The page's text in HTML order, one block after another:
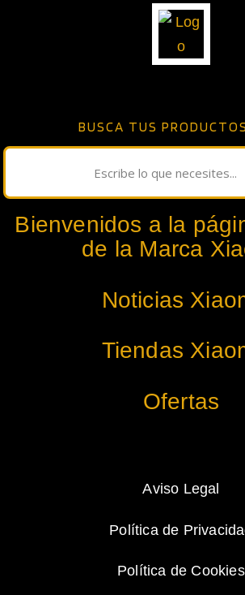
BUSCA TUS
Bienvenidos a la
de la Marca
Noticias
Tiendas
Ofertas
Aviso Legal
Política de
Política de Cookies